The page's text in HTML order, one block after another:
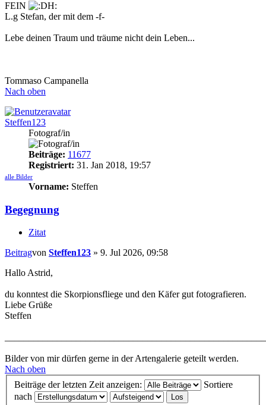
FEIN
L.g Stefan, der mit dem -f-
Lebe deinen Traum und träume nicht dein Leben...
Tommaso Campanella
Nach oben
Steffen123
Fotograf/in
Beiträge: 11677
Registriert: 31. Jan 2018, 19:57
alle Bilder
Vorname: Steffen
Begegnung
Zitat
Beitragvon Steffen123 » 9. Jul 2026, 09:58
Hallo Astrid,
du konntest die Skorpionsfliege und den Käfer gut fotografieren.
Liebe Grüße
Steffen
Bilder von mir dürfen gerne in der Artengalerie geteilt werden.
Nach oben
Beiträge der letzten Zeit anzeigen:
Sortiere
nach